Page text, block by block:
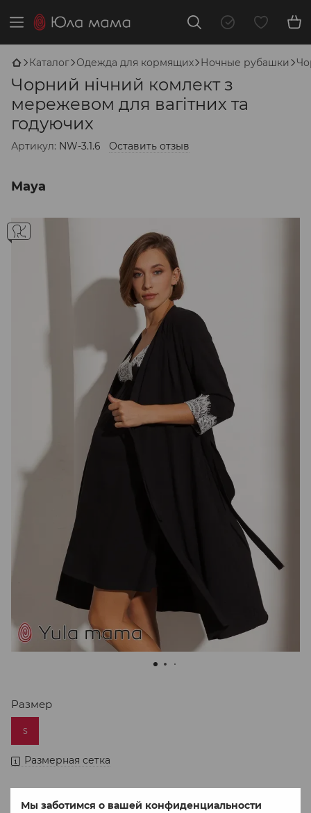
Мы заботимся о вашей конфиденциальности
Каталог Одежда для кормящих Ночные рубашки
Чорний нічний комлект з
мережевом для вагітних та
годуючих
Артикул: NW-3.1.6 Оставить отзыв
Maya
Размер
S
Размерная сетка
Нет в наличии